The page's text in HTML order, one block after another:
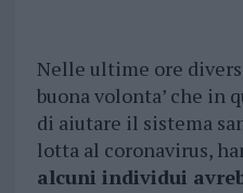
Nelle ultime ore
buona volonta’ che in
di aiutare il sistema
lotta al coronavirus,
alcuni individui